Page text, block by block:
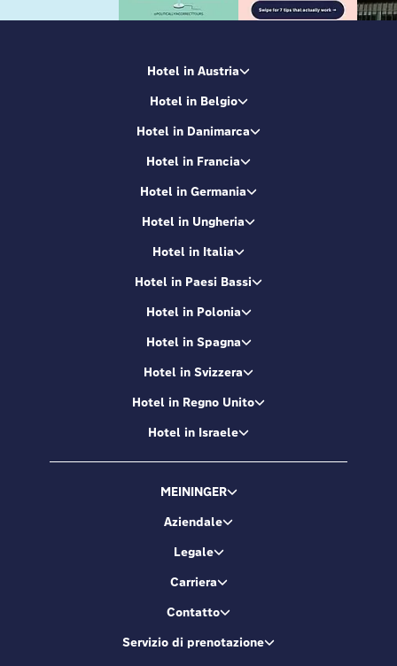
Hotel in Austria
Hotel in Belgio
Hotel in Danimarca
Hotel in Francia
Hotel in Germania
Hotel in Ungheria
Hotel in Italia
Hotel in Paesi Bassi
Hotel in Polonia
Hotel in Spagna
Hotel in Svizzera
Hotel in Regno Unito
Hotel in Israele
MEININGER
Aziendale
Legale
Carriera
Contatto
Servizio di prenotazione